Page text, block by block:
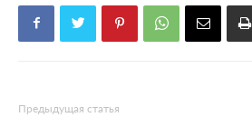
Предыдущая статья